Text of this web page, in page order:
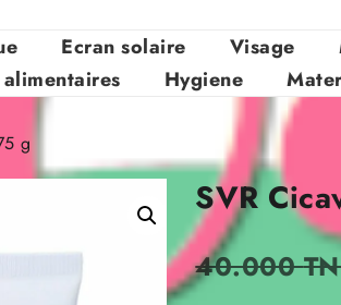
Ecran solaire Visage
Hygiene
g
SVR
40.000